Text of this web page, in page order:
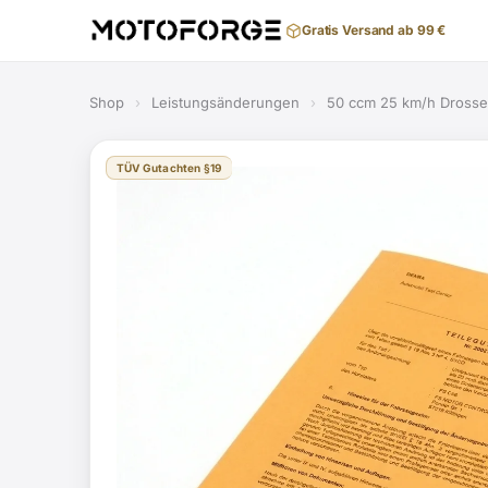
Gratis Versand ab 99 €
Shop › Leistungsänderungen › 50 ccm 25 km/h
TÜV Gutachten §19